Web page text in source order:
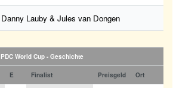
Danny Lauby & Jules van Dongen
PDC World Cup - Geschichte
E Finalist Preisgeld Ort